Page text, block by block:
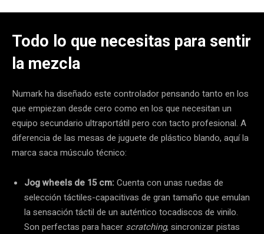
Todo lo que necesitas para sentir
la mezcla
Numark ha diseñado este controlador pensando tanto en los
que empiezan desde cero como en los que necesitan un
equipo secundario ultraportátil pero con tacto profesional. A
diferencia de las mesas de juguete de plástico blando, aquí la
marca saca músculo técnico:
Jog wheels de 15 cm:Cuenta con unas ruedas de
selección táctiles-capacitivas de gran tamaño que emulan
la sensación táctil de un auténtico tocadiscos de vinilo.
Son perfectas para hacer scratching, sincronizar pistas